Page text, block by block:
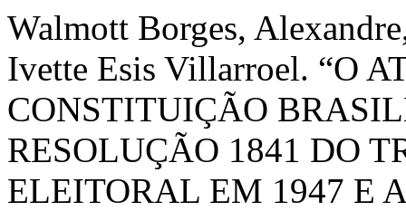
Walmott Borges,
Ivette Esis Villarroel. “O
CONSTITUIÇÃO
RESOLUÇÃO 1841 DO
ELEITORAL EM 1947 E